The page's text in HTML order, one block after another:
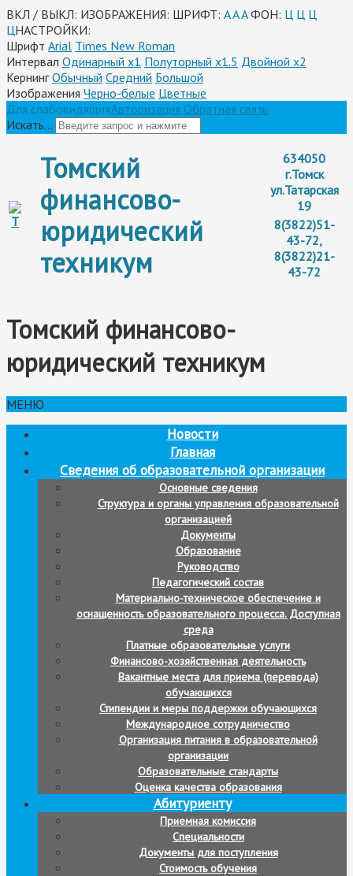
ВКЛ / ВЫКЛ: ИЗОБРАЖЕНИЯ: ШРИФТ: AAA ФОН: Ц Ц Ц
ЦНАСТРОЙКИ:
Шрифт Arial Times New Roman
Интервал Одинарный х1 Полуторный х1.5 Двойной х2
КернингОбычный Средний Большой
Изображения Черно-белые Цветные
Для слабовидящихАвторизация Обратная связь
Искать...
Томский
финансово-
юридический
техникум
634050
г.Томск
ул.Татарская
19
8(3822)51-
43-72,
8(3822)21-
43-72
Томский финансово-
юридический техникум
МЕНЮ
Новости
Главная
Сведения об образовательной организации
Основные сведения
Структура и органы управления образовательной
организацией
Документы
Образование
Руководство
Педагогический состав
Материально-техническое обеспечение и
оснащенность образовательного процесса. Доступная
среда
Платные образовательные услуги
Финансово-хозяйственная деятельность
Вакантные места для приема (перевода)
обучающихся
Стипендии и меры поддержки обучающихся
Международное сотрудничество
Организация питания в образовательной
организации
Образовательные стандарты
Оценка качества образования
Абитуриенту
Приемная комиссия
Специальности
Документы для поступления
Стоимость обучения